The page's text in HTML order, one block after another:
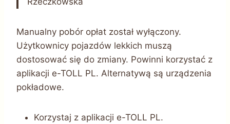
Manualny pobór opłat został wyłączony.
Użytkownicy pojazdów lekkich muszą
dostosować się do zmiany. Powinni korzystać z
aplikacji e-TOLL PL. Alternatywą są urządzenia
pokładowe.
Korzystaj z aplikacji e-TOLL PL.